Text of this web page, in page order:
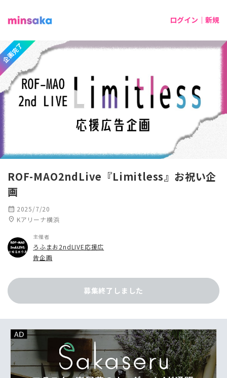
ログイン｜新規
企画完了
ROF-MAO2ndLive『Limitless』お祝い企
画
calendar_month 2025/7/20
location_on Kアリーナ横浜
主催者
ろふまお2ndLIVE応援広
告企画
募集終了しました